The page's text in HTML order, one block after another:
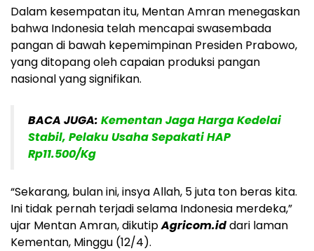
Dalam kesempatan itu, Mentan Amran menegaskan
bahwa Indonesia telah mencapai swasembada
pangan di bawah kepemimpinan Presiden Prabowo,
yang ditopang oleh capaian produksi pangan
nasional yang signifikan.
BACA JUGA: Kementan Jaga Harga Kedelai
Stabil, Pelaku Usaha Sepakati HAP
Rp11.500/Kg
“Sekarang, bulan ini, insya Allah, 5 juta ton beras kita.
Ini tidak pernah terjadi selama Indonesia merdeka,”
ujar Mentan Amran, dikutipAgricom.iddari laman
Kementan, Minggu (12/4).